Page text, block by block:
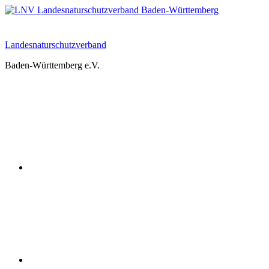
Zum
Landesnaturschutzverband
Baden-Württemberg e.V.